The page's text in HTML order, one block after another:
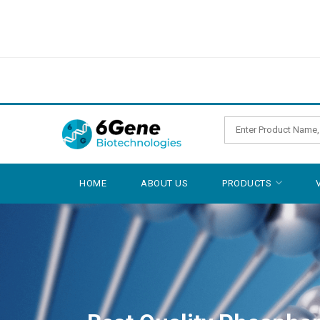
HOME ABOUT US PRODUCTS